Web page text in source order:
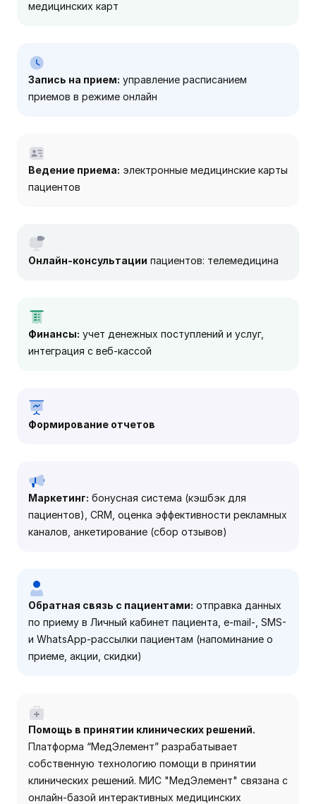
медицинских карт
Запись на прием: управление расписанием
приемов в режиме онлайн
Ведение приема: электронные медицинские карты
пациентов
Онлайн-консультации пациентов: телемедицина
Финансы: учет денежных поступлений и услуг,
интеграция с веб-кассой
Формирование отчетов
Маркетинг: бонусная система (кэшбэк для
пациентов), CRM, оценка эффективности рекламных
каналов, анкетирование (сбор отзывов)
Обратная связь с пациентами: отправка данных
по приему в Личный кабинет пациента, e-mail-, SMS-
и WhatsApp-рассылки пациентам (напоминание о
приеме, акции, скидки)
Помощь в принятии клинических решений.
Платформа “МедЭлемент” разрабатывает
собственную технологию помощи в принятии
клинических решений. МИС "МедЭлемент" связана с
онлайн-базой интерактивных медицинских